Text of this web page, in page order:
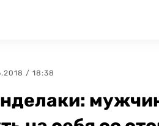
/ 18:38